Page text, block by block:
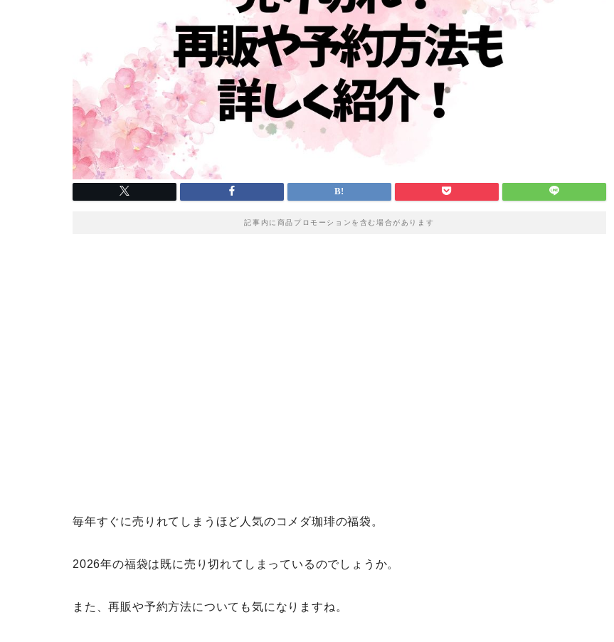
記事内に商品プロモーションを含む場合があります
毎年すぐに売りれてしまうほど人気のコメダ珈琲の福袋。
2026年の福袋は既に売り切れてしまっているのでしょうか。
また、再販や予約方法についても気になりますね。